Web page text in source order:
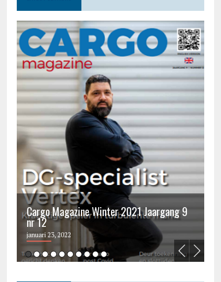
Cargo Magazine Winter 2021 Jaargang 9
nr 12
januari 23, 2022